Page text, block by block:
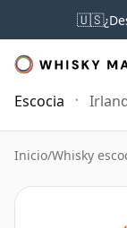
🇺🇸
Escocia
Inicio/Whisky